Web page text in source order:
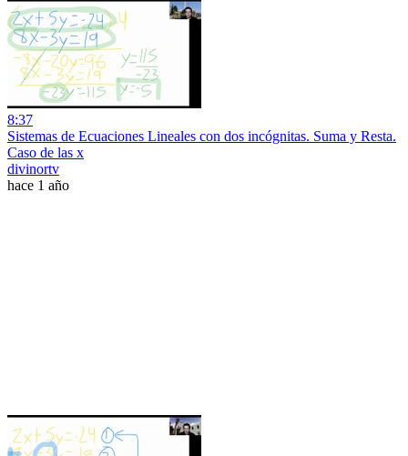
8:37
Sistemas de Ecuaciones Lineales con dos incógnitas. Suma y Resta.
Caso de las x
divinortv
hace 1 año